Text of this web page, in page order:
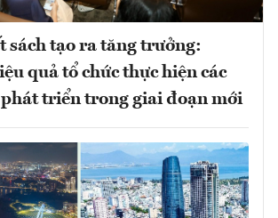
sách tạo ra tăng trưởng:
quả tổ chức thực hiện các
triển trong giai đoạn mới